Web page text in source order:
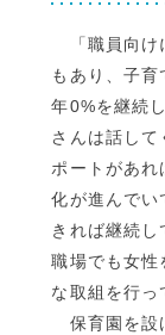
「職員向け
もあり、子
年0%を継続
さんは話し
ポートがあれ
化が進んでい
きれば継続し
職場でも女性
な取組を行っ
保育園を設